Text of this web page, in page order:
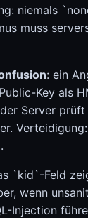
niemals
muss
: ein
Key als
Server prüft
`kid`-Feld
wenn
Injection